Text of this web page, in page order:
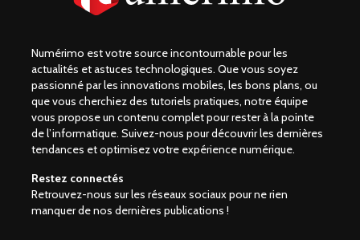
Numérimo est votre source incontournable pour les
actualités et astuces technologiques. Que vous soyez
passionné par les innovations mobiles, les bons plans, ou
que vous cherchiez des tutoriels pratiques, notre équipe
vous propose un contenu complet pour rester à la pointe
de l’informatique. Suivez-nous pour découvrir les dernières
tendances et optimisez votre expérience numérique.
Restez connectés
Retrouvez-nous sur les réseaux sociaux pour ne rien
manquer de nos dernières publications !